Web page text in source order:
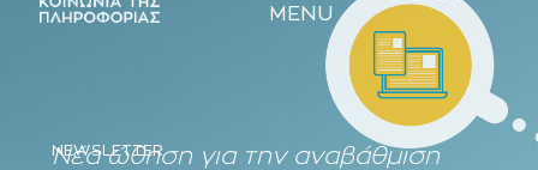
MENU
NEWSLETTER
Νέα ώθηση για την αναβάθμιση